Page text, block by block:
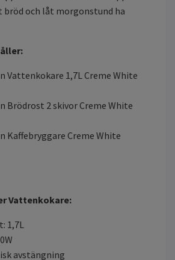
bröd och låt morgonstund ha
Vattenkokare 1,7L Creme White
Brödrost 2 skivor Creme White
Kaffebryggare Creme White
Vattenkokare:
1,7L
avstängning